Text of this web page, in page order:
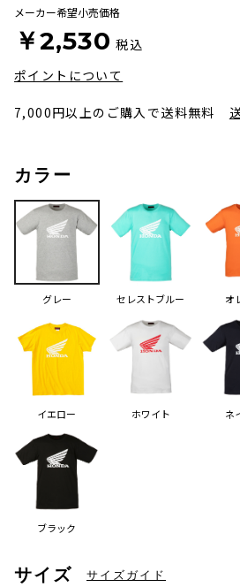
メーカー希望小売価格
￥2,530 税込
ポイントについて
7,000円以上のご購入で送料無料
カラー
グレー セレストブルー オ
イエロー ホワイト ネ
ブラック
サイズ サイズガイド